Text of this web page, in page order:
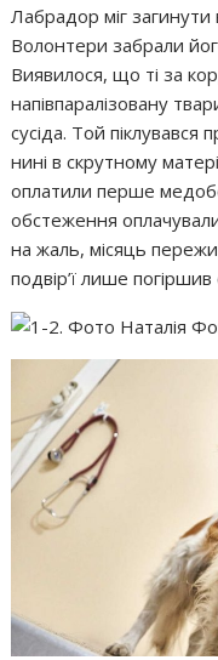
Лабрадор міг загинути
Волонтери забрали
Виявилося, що ті за
напівпаралізовану
сусіда. Той піклувався
нині в скрутному
оплатили перше
обстеження
на жаль, місяць
подвір’ї лише